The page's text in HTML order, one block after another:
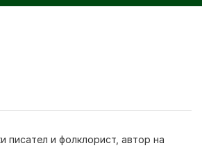
писател и фолклорист, автор на